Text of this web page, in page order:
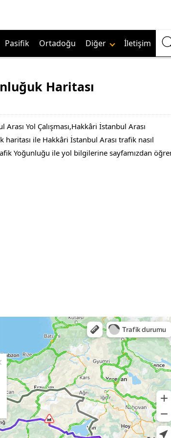
Pasifik Ortadoğu Diğer İletişim
Haritası
Yol Çalışması,Hakkâri İstanbul Arası
ile Hakkâri İstanbul Arası trafik nasıl
Yoğunluğu ile yol bilgilerine sayfamızdan